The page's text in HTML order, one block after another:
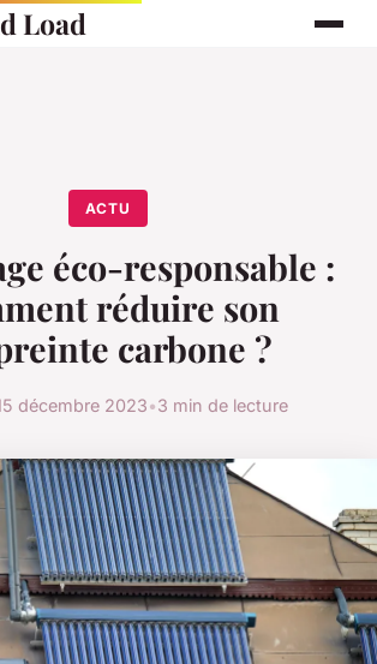
Load
ACTU
éco-responsable :
réduire son
carbone ?
décembre 2023•3 min de lecture